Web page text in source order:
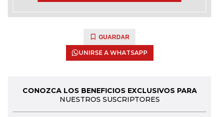
GUARDAR
UNIRSE A WHATSAPP
CONOZCA LOS BENEFICIOS EXCLUSIVOS PARA
NUESTROS SUSCRIPTORES